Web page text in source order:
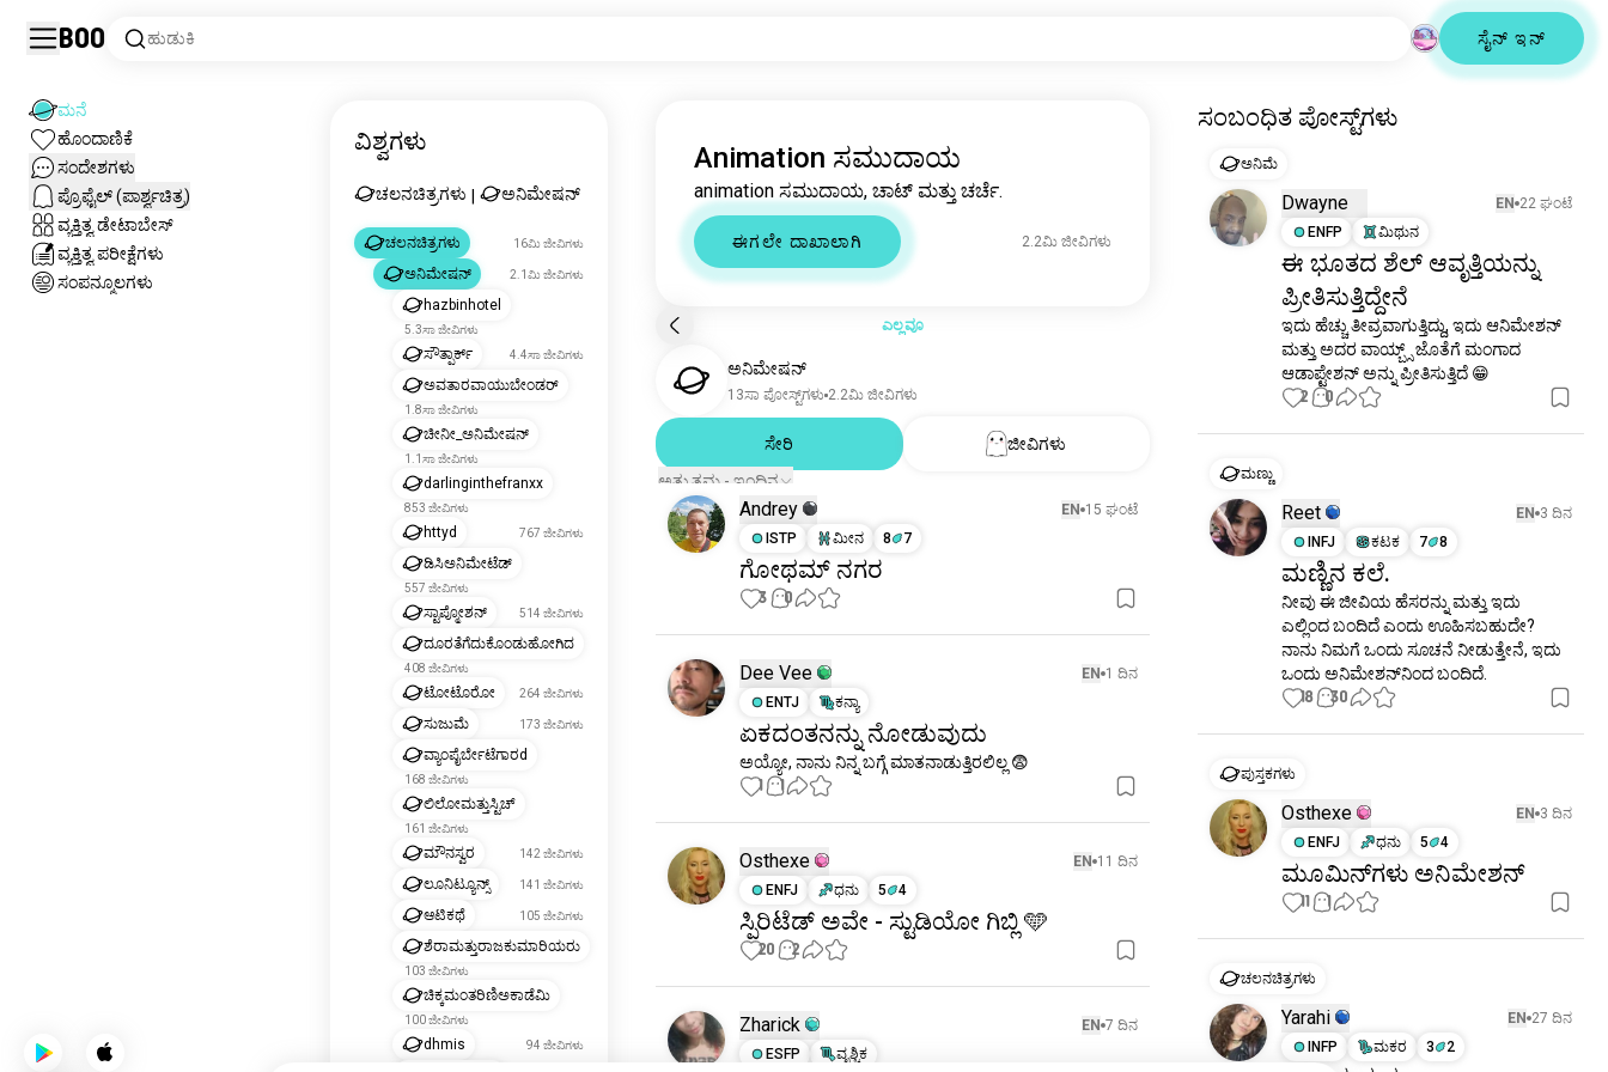
Boo ಹುಡುಕಿ ಸೈನ್ ಇನ್
ಮನೆ
ಹೊಂದಾಣಿಕೆ
ಸಂದೇಶಗಳು
ಪ್ರೊಫೈಲ್ (ಪಾರ್ಶ್ವಚಿತ್ರ)
ವ್ಯಕ್ತಿತ್ವ ಡೇಟಾಬೇಸ್
ವ್ಯಕ್ತಿತ್ವ ಪರೀಕ್ಷೆಗಳು
ಸಂಪನ್ಮೂಲಗಳು
ವಿಶ್ವಗಳು
ಚಲನಚಿತ್ರಗಳು ಅನಿಮೇಷನ್
ಚಲನಚಿತ್ರಗಳು 16ಮಿ ಜೀವಿಗಳು
ಅನಿಮೇಷನ್ 2.1ಮಿ ಜೀವಿಗಳು
hazbinhotel
5.3ಸಾ ಜೀವಿಗಳು
ಸೌತ್ಪಾರ್ಕ್ 4.4ಸಾ ಜೀವಿಗಳು
ಅವತಾರವಾಯುಬೇಂಡರ್
1.8ಸಾ ಜೀವಿಗಳು
ಚೀನೀ_ಅನಿಮೇಷನ್
1.1ಸಾ ಜೀವಿಗಳು
darlinginthefranxx
853 ಜೀವಿಗಳು
httyd 767 ಜೀವಿಗಳು
ಡಿಸಿಅನಿಮೇಟೆಡ್
557 ಜೀವಿಗಳು
ಸ್ಟಾಪ್ಮೋಶನ್ 514 ಜೀವಿಗಳು
ದೂರತೆಗೆದುಕೊಂಡುಹೋಗಿದ
408 ಜೀವಿಗಳು
ಟೋಟೊರೋ 264 ಜೀವಿಗಳು
ಸುಜುಮೆ 173 ಜೀವಿಗಳು
ವ್ಯಾಂಪೈರ್ಬೇಟೆಗಾರd
168 ಜೀವಿಗಳು
ಲಿಲೋಮತ್ತುಸ್ಟಿಚ್
161 ಜೀವಿಗಳು
ಮೌನಸ್ವರ 142 ಜೀವಿಗಳು
ಲೂನಿಟ್ಯೂನ್ಸ್ 141 ಜೀವಿಗಳು
ಆಟಿಕಥೆ 105 ಜೀವಿಗಳು
ಶೆರಾಮತ್ತುರಾಜಕುಮಾರಿಯರು
103 ಜೀವಿಗಳು
ಚಿಕ್ಕಮಂತರಿಣಿಅಕಾಡೆಮಿ
100 ಜೀವಿಗಳು
dhmis 94 ಜೀವಿಗಳು
Animation ಸಮುದಾಯ
animation ಸಮುದಾಯ, ಚಾಟ್ ಮತ್ತು ಚರ್ಚೆ.
ಈಗಲೇ ದಾಖಾಲಾಗಿ 2.2ಮಿ ಜೀವಿಗಳು
ಎಲ್ಲವೂ
ಅನಿಮೇಷನ್
13ಸಾ ಪೋಸ್ಟ್‌ಗಳು 2.2ಮಿ ಜೀವಿಗಳು
ಸೇರಿ
ಜೀವಿಗಳು
ಅತ್ಯುತ್ತಮ - ಇಂದಿನ
Andrey EN 15 ಘಂಟೆ
ISTP
ಮೀನ 8 7
ಗೋಥಮ್ ನಗರ
3 0
Dee Vee EN 1 ದಿನ
ENTJ
ಕನ್ಯಾ
ಏಕದಂತನನ್ನು ನೋಡುವುದು
ಅಯ್ಯೋ, ನಾನು ನಿನ್ನ ಬಗ್ಗೆ ಮಾತನಾಡುತ್ತಿರಲಿಲ್ಲ 😨
1 1
Osthexe EN 11 ದಿನ
ENFJ
ಧನು 5 4
ಸ್ಪಿರಿಟೆಡ್ ಅವೇ - ಸ್ಟುಡಿಯೋ ಗಿಬ್ಲಿ 🩵
20 2
Zharick EN 7 ದಿನ
ESFP
ವೃಶ್ಚಿಕ
ಸಂಬಂಧಿತ ಪೋಸ್ಟ್‌ಗಳು
ಅನಿಮೆ
Dwayne EN 22 ಘಂಟೆ
ENFP
ಮಿಥುನ
ಈ ಭೂತದ ಶೆಲ್ ಆವೃತ್ತಿಯನ್ನು
ಪ್ರೀತಿಸುತ್ತಿದ್ದೇನೆ
ಇದು ಹೆಚ್ಚು ತೀವ್ರವಾಗುತ್ತಿದ್ದು, ಇದು ಆನಿಮೇಶನ್
ಮತ್ತು ಅದರ ವಾಯ್ಬ್ಸ್ ಜೊತೆಗೆ ಮಂಗಾದ
ಆಡಾಪ್ಟೇಶನ್ ಅನ್ನು ಪ್ರೀತಿಸುತ್ತಿದೆ 😁
2 0
ಮಣ್ಣು
Reet EN 3 ದಿನ
INFJ
ಕಟಕ 7 8
ಮಣ್ಣಿನ ಕಲೆ.
ನೀವು ಈ ಜೀವಿಯ ಹೆಸರನ್ನು ಮತ್ತು ಇದು
ಎಲ್ಲಿಂದ ಬಂದಿದೆ ಎಂದು ಊಹಿಸಬಹುದೇ?
ನಾನು ನಿಮಗೆ ಒಂದು ಸೂಚನೆ ನೀಡುತ್ತೇನೆ, ಇದು
ಒಂದು ಅನಿಮೇಶನ್‌ನಿಂದ ಬಂದಿದೆ.
18 30
ಪುಸ್ತಕಗಳು
Osthexe EN 3 ದಿನ
ENFJ
ಧನು 5 4
ಮೂಮಿನ್‌ಗಳು ಅನಿಮೇಶನ್
11 1
ಚಲನಚಿತ್ರಗಳು
Yarahi EN 27 ದಿನ
INFP
ಮಕರ 3 2